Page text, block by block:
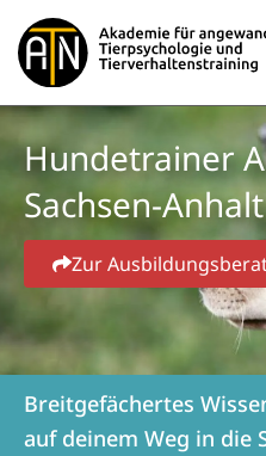
Inhalt
springen
Hundetrainer
Sachsen-
Zur
Breitgefächertes
auf deinem Weg in die